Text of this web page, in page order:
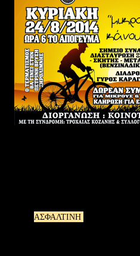
ΑΣΦΑΛΤΙΝΗ